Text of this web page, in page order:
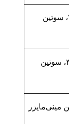
سوتین مینی‌مایزر نخی شیشه‌ای بدون فنر کد ۷۲۱، سوتین
سوتین مینی‌مایزر پرسی استرچ بدون فنر کد ۳۰۲۲، سوتین
فنردار کد ۴۲۴۲، سوتین مینی‌مایزر